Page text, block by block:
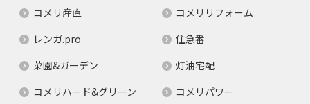
コメリ産直
コメリリフォーム
レンガ.pro
住急番
菜園&ガーデン
灯油宅配
コメリハード&グリーン
コメリパワー